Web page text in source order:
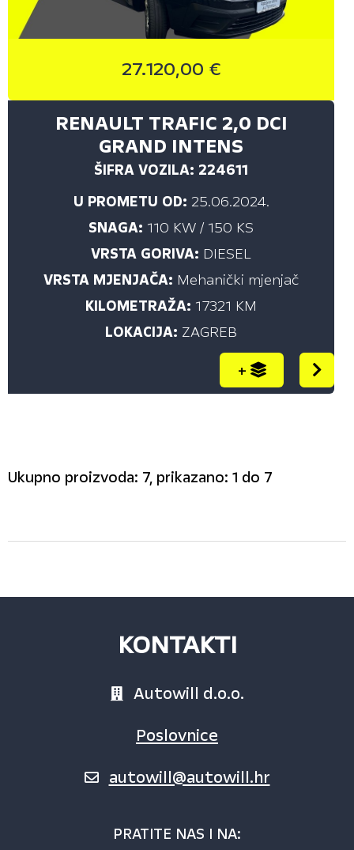
27.120,00 €
RENAULT TRAFIC 2,0 DCI
GRAND INTENS
ŠIFRA VOZILA: 224611
U PROMETU OD: 25.06.2024.
SNAGA: 110 KW / 150 KS
VRSTA GORIVA: DIESEL
VRSTA MJENJAČA: Mehanički mjenjač
KILOMETRAŽA: 17321 KM
LOKACIJA: ZAGREB
+
Ukupno proizvoda: 7, prikazano: 1 do 7
KONTAKTI
Autowill d.o.o.
Poslovnice
autowill@autowill.hr
PRATITE NAS I NA: